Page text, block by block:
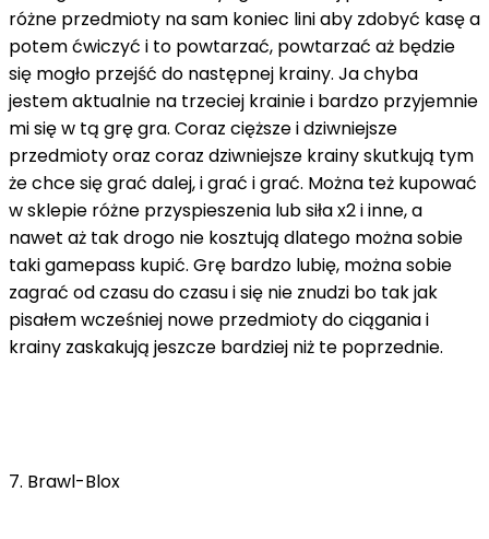
różne przedmioty na sam koniec lini aby zdobyć kasę a
potem ćwiczyć i to powtarzać, powtarzać aż będzie
się mogło przejść do następnej krainy. Ja chyba
jestem aktualnie na trzeciej krainie i bardzo przyjemnie
mi się w tą grę gra. Coraz cięższe i dziwniejsze
przedmioty oraz coraz dziwniejsze krainy skutkują tym
że chce się grać dalej, i grać i grać. Można też kupować
w sklepie różne przyspieszenia lub siła x2 i inne, a
nawet aż tak drogo nie kosztują dlatego można sobie
taki gamepass kupić. Grę bardzo lubię, można sobie
zagrać od czasu do czasu i się nie znudzi bo tak jak
pisałem wcześniej nowe przedmioty do ciągania i
krainy zaskakują jeszcze bardziej niż te poprzednie.
7. Brawl-Blox